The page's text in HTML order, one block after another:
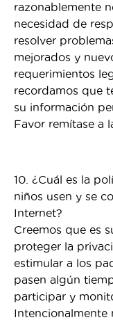
razonablemente
necesidad de
resolver
mejorados y
requerimientos
recordamos que
su información
Favor remítase a
10. ¿Cuál es la
niños usen y se
Internet?
Creemos que es
proteger la
estimular a los
pasen algún
participar y
Intencionalmente